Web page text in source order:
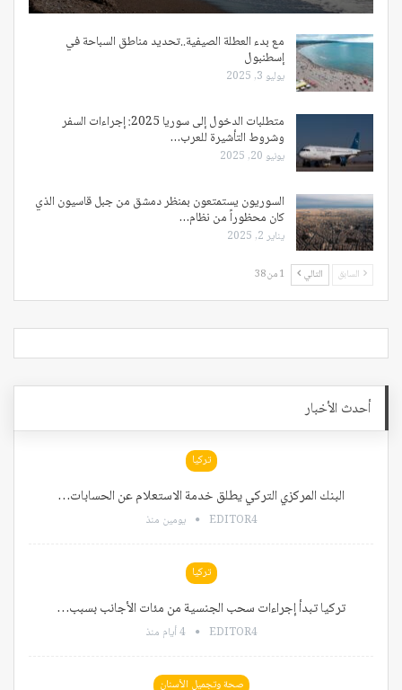
مع بدء العطلة الصيفية..تحديد مناطق السباحة في
إسطنبول
يوليو 3, 2025
متطلبات الدخول إلى سوريا 2025: إجراءات السفر
وشروط التأشيرة للعرب…
يونيو 20, 2025
السوريون يستمتعون بمنظر دمشق من جبل قاسيون الذي
كان محظوراً من نظام…
يناير 2, 2025
السابق التالي 1 من 38
أحدث الأخبار
تركيا
البنك المركزي التركي يطلق خدمة الاستعلام عن الحسابات…
EDITOR4 يومين منذ
تركيا
تركيا تبدأ إجراءات سحب الجنسية من مئات الأجانب بسبب…
EDITOR4 4 أيام منذ
صحة وتجميل الأسنان